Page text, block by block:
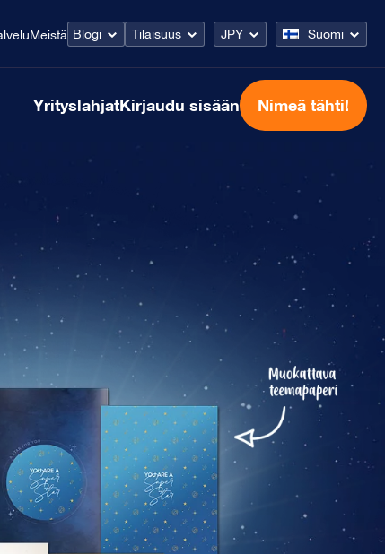
Meistä Blogi Tilaisuus JPY Suomi
YrityslahjatKirjaudu sisään Nimeä tähti!